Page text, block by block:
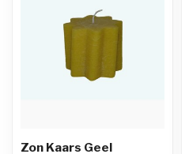
Zon Kaars Geel